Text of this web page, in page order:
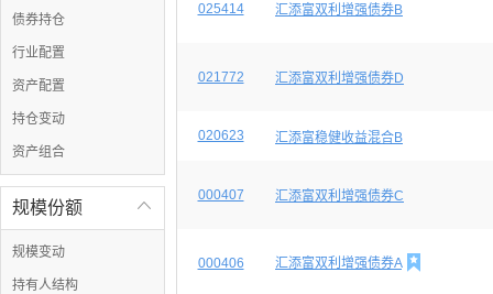
债券持仓
行业配置
资产配置
持仓变动
资产组合

规模份额
规模变动
持有人结构
025414 汇添富双利增强债券B
021772 汇添富双利增强债券D
020623 汇添富稳健收益混合B
000407 汇添富双利增强债券C
000406 汇添富双利增强债券A 